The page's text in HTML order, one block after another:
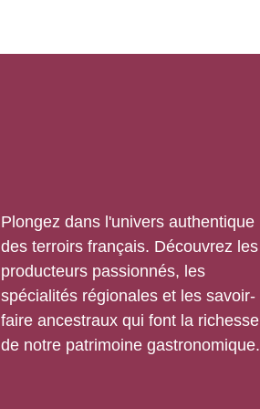
Plongez dans l'univers authentique
des terroirs français. Découvrez les
producteurs passionnés, les
spécialités régionales et les savoir-
faire ancestraux qui font la richesse
de notre patrimoine gastronomique.